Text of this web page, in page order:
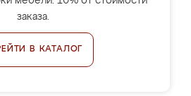
заказа.
В КАТАЛОГ